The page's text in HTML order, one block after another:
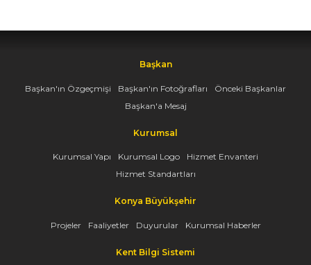
Başkan
Başkan'ın Özgeçmişi Başkan'ın Fotoğrafları
Önceki Başkanlar
Başkan'a Mesaj
Kurumsal
Kurumsal Yapı Kurumsal Logo
Hizmet Envanteri
Hizmet Standartları
Konya Büyükşehir
Projeler Faaliyetler Duyurular Kurumsal Haberler
Kent Bilgi Sistemi